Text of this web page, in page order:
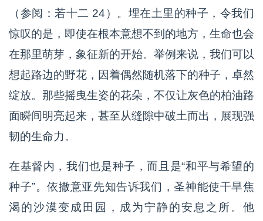
（参阅：若十二 24）。埋在土里的种子，令我们
惊叹的是，即使在根本意想不到的地方，生命也会
在那里萌芽，象征新的开始。举例来说，我们可以
想起路边的野花，因着偶然随机落下的种子，卓然
绽放。那些摇曳生姿的花朵，不仅让灰色的柏油路
面瞬间明亮起来，甚至从缝隙中破土而出，展现强
韧的生命力。
在基督内，我们也是种子，而且是“和平与希望的
种子”。依撒意亚先知告诉我们，圣神能使干旱焦
渴的沙漠变成田园，成为宁静的安息之所。他